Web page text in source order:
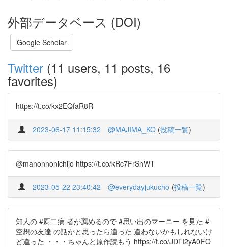
外部データベース (DOI)
Google Scholar
Twitter (11 users, 11 posts, 16
favorites)
https://t.co/kx2EQfaR8R
2023-06-17 11:15:32 @MAJIMA_KO (投稿一覧)
@manonnonichijo https://t.co/kRc7FrShWT
2023-05-22 23:40:42 @everydayjukucho (投稿一覧)
知人の #厨二病 者が薦めるので #思い出のマーニー を見た #
空想の友達 の話かと思ったら違った 違わないかもしれないけ
ど違った ・・・ちゃんと原作読もう https://t.co/JDTI2yA0FO